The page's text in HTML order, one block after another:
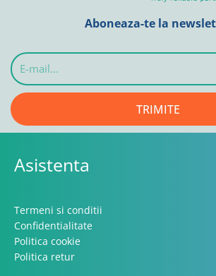
Aboneaza-te la
E-
mail...
TRIMITE
Asistenta
Termeni si conditii
Confidentialitate
Politica cookie
Politica retur